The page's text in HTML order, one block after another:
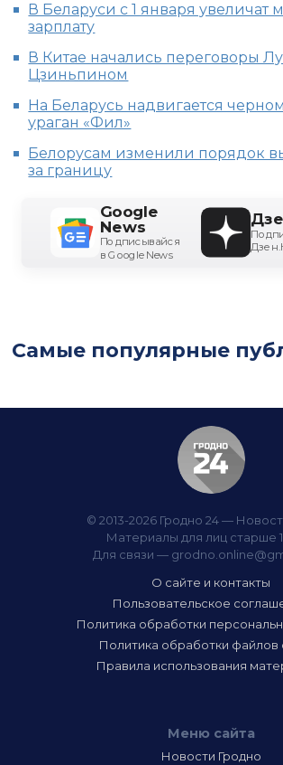
В Беларуси с 1 января
зарплату
В Китае начались переговоры
Цзиньпином
На Беларусь надвигается
ураган «Фил»
Белорусам изменили порядок
за границу
Google
News
Подписывайся
в Google News
Самые популярные
© 2013-2026 Гродно 24 —
Материалы для лиц старше
Для связи —
О сайте и контакты
Пользовательское
Политика обработки
Политика обработки файлов
Правила использования
Меню сайта
Новости Гродно